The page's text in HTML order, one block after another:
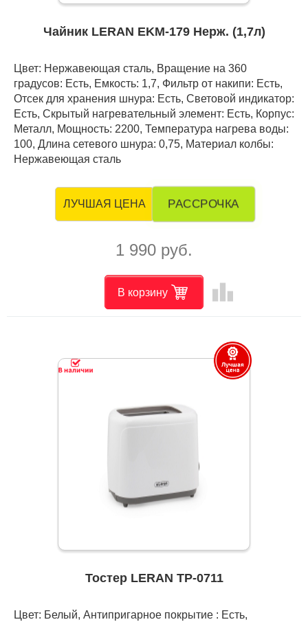
Чайник LERAN EKM-179 Нерж. (1,7л)
Цвет: Нержавеющая сталь, Вращение на 360
градусов: Есть, Емкость: 1,7, Фильтр от накипи: Есть,
Отсек для хранения шнура: Есть, Световой индикатор:
Есть, Скрытый нагревательный элемент: Есть, Корпус:
Металл, Мощность: 2200, Температура нагрева воды:
100, Длина сетевого шнура: 0,75, Материал колбы:
Нержавеющая сталь
ЛУЧШАЯ ЦЕНА РАССРОЧКА
1 990 руб.
В корзину leaderboard
Тостер LERAN TP-0711
Цвет: Белый, Антипригарное покрытие : Есть,